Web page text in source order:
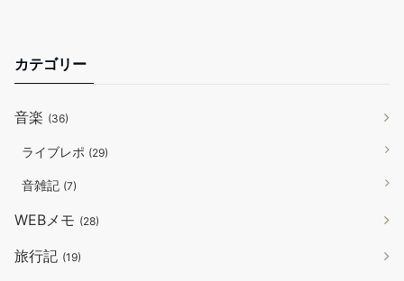
カテゴリー
音楽 (36)
ライブレポ (29)
音雑記 (7)
WEBメモ (28)
旅行記 (19)